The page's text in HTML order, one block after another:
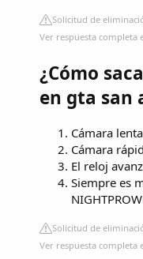
Solicitud de
Ver respuesta completa
¿Cómo
en gta san
Cámara
Cámara
El reloj
Siempre es
Solicitud de
Ver respuesta completa